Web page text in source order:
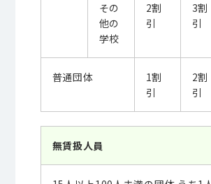
その
他の
学校
2割
引
3割
引
普通団体
1割
引
2割
引
無賃扱人員